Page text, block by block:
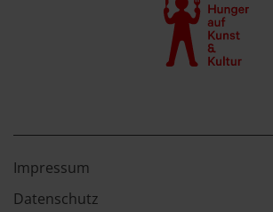
Impressum
Datenschutz